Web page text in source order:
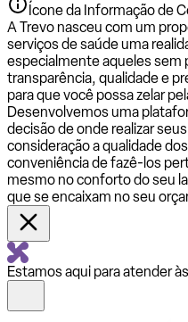
Ícone da Informação de
A Trevo nasceu com um
serviços de saúde uma
especialmente aqueles sem
transparência, qualidade e
para que você possa zelar
Desenvolvemos uma
decisão de onde realizar
consideração a qualidade
conveniência de fazê-los
mesmo no conforto do seu
que se encaixam no seu
Estamos aqui para atender